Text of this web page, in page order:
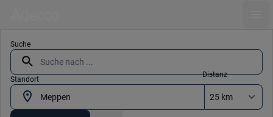
Suche
Standort
Distanz